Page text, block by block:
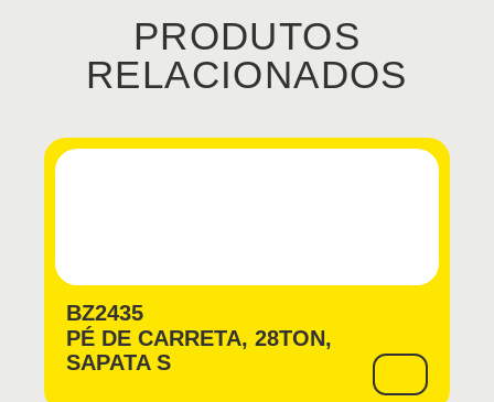
PRODUTOS
RELACIONADOS
BZ2435
PÉ DE CARRETA, 28TON,
SAPATA S